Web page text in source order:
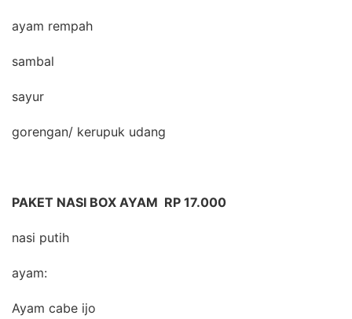
ayam rempah
sambal
sayur
gorengan/ kerupuk udang
PAKET NASI BOX AYAM RP 17.000
nasi putih
ayam:
Ayam cabe ijo